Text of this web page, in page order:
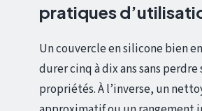
pratiques
Un couvercle en silicone bien
durer cinq à dix ans sans perdre
propriétés. À l’inverse, un